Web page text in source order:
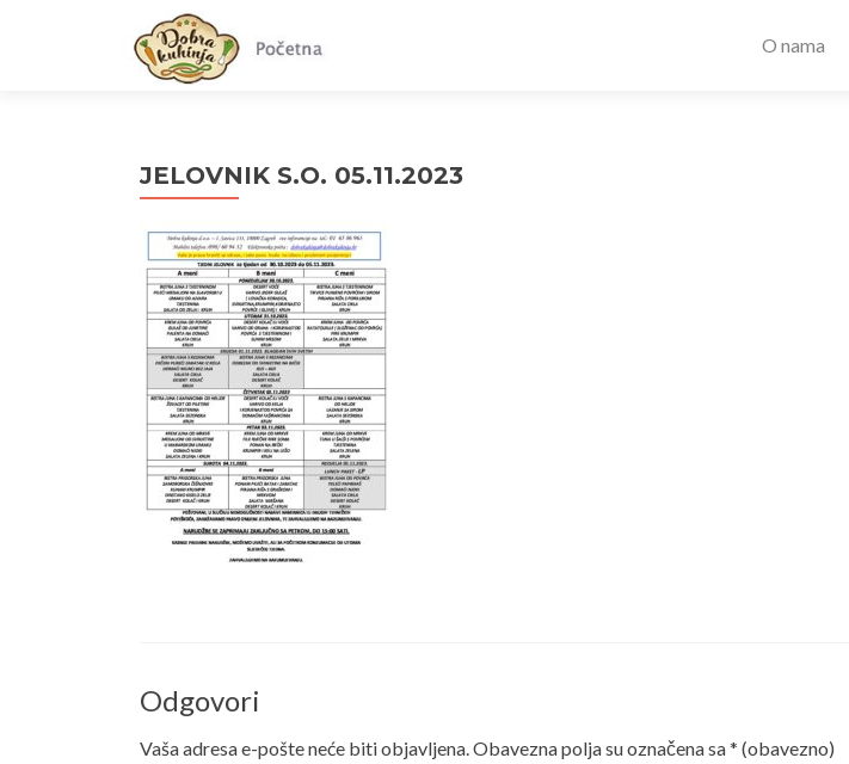
O nama
JELOVNIK S.O. 05.11.2023
Odgovori
Vaša adresa e-pošte neće biti objavljena.Obavezna polja su označena sa* (obavezno)